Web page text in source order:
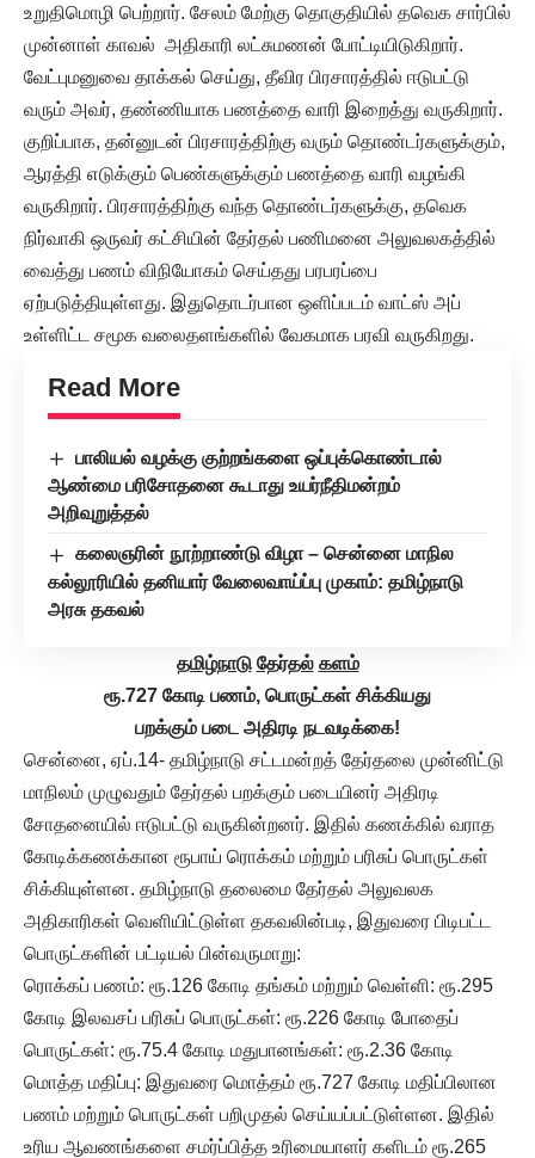
உறுதிமொழி பெற்றார். சேலம் மேற்கு தொகுதியில் தவெக சார்பில்
முன்னாள் காவல் அதிகாரி லட்சுமணன் போட்டியிடுகிறார்.
வேட்புமனுவை தாக்கல் செய்து, தீவிர பிரசாரத்தில் ஈடுபட்டு
வரும் அவர், தண்ணியாக பணத்தை வாரி இறைத்து வருகிறார்.
குறிப்பாக, தன்னுடன் பிரசாரத்திற்கு வரும் தொண்டர்களுக்கும்,
ஆரத்தி எடுக்கும் பெண்களுக்கும் பணத்தை வாரி வழங்கி
வருகிறார். பிரசாரத்திற்கு வந்த தொண்டர்களுக்கு, தவெக
நிர்வாகி ஒருவர் கட்சியின் தேர்தல் பணிமனை அலுவலகத்தில்
வைத்து பணம் விநியோகம் செய்தது பரபரப்பை
ஏற்படுத்தியுள்ளது. இதுதொடர்பான ஒளிப்படம் வாட்ஸ் அப்
உள்ளிட்ட சமூக வலைதளங்களில் வேகமாக பரவி வருகிறது.
Read More
பாலியல் வழக்கு குற்றங்களை ஒப்புக்கொண்டால்
ஆண்மை பரிசோதனை கூடாது உயர்நீதிமன்றம்
அறிவுறுத்தல்
கலைஞரின் நூற்றாண்டு விழா – சென்னை மாநில
கல்லூரியில் தனியார் வேலைவாய்ப்பு முகாம்: தமிழ்நாடு
அரசு தகவல்
தமிழ்நாடு தேர்தல் களம்
ரூ.727 கோடி பணம், பொருட்கள் சிக்கியது
பறக்கும் படை அதிரடி நடவடிக்கை!
சென்னை, ஏப்.14- தமிழ்நாடு சட்டமன்றத் தேர்தலை முன்னிட்டு
மாநிலம் முழுவதும் தேர்தல் பறக்கும் படையினர் அதிரடி
சோதனையில் ஈடுபட்டு வருகின்றனர். இதில் கணக்கில் வராத
கோடிக்கணக்கான ரூபாய் ரொக்கம் மற்றும் பரிசுப் பொருட்கள்
சிக்கியுள்ளன. தமிழ்நாடு தலைமை தேர்தல் அலுவலக
அதிகாரிகள் வெளியிட்டுள்ள தகவலின்படி, இதுவரை பிடிபட்ட
பொருட்களின் பட்டியல் பின்வருமாறு:
ரொக்கப் பணம்: ரூ.126 கோடி தங்கம் மற்றும் வெள்ளி: ரூ.295
கோடி இலவசப் பரிசுப் பொருட்கள்: ரூ.226 கோடி போதைப்
பொருட்கள்: ரூ.75.4 கோடி மதுபானங்கள்: ரூ.2.36 கோடி
மொத்த மதிப்பு: இதுவரை மொத்தம் ரூ.727 கோடி மதிப்பிலான
பணம் மற்றும் பொருட்கள் பறிமுதல் செய்யப்பட்டுள்ளன. இதில்
உரிய ஆவணங்களை சமர்ப்பித்த உரிமையாளர் களிடம் ரூ.265